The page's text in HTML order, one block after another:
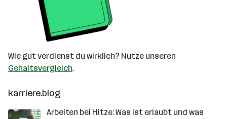
Wie gut verdienst du wirklich? Nutze unseren
Gehaltsvergleich.
karriere.blog
Arbeiten bei Hitze: Was ist erlaubt und was